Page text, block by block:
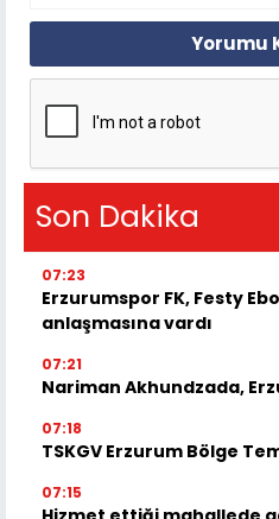
Yorumu
Son Dakika
07:23
Erzurumspor FK, Festy
anlaşmasına vardı
07:21
Nariman Akhundzada,
07:18
TSKGV Erzurum Bölge
07:15